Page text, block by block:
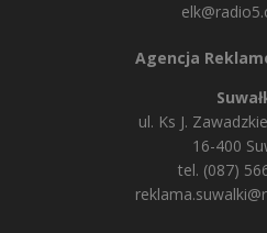
Agencja
ul. Ks J.
16-400
tel. (087)